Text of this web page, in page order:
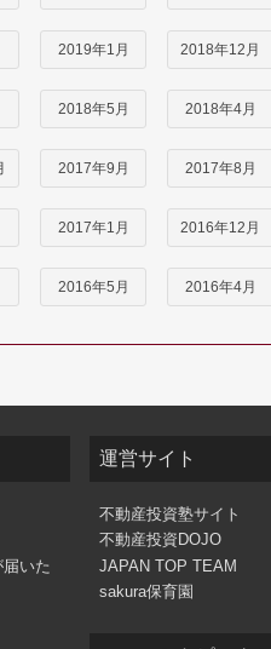
2019年1月 2018年12月
2018年5月 2018年4月
2017年9月 2017年8月
2017年1月 2016年12月
2016年5月 2016年4月
いた
運営サイト
不動産投資塾サイト
不動産投資DOJO
JAPAN TOP TEAM
sakura保育園